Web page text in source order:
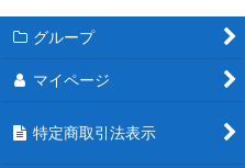
グループ
マイページ
特定商取引法表示